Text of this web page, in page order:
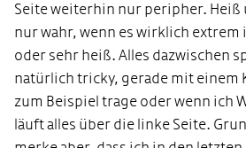
Seite weiterhin nur peripher. Heiß
nur wahr, wenn es wirklich extrem
oder sehr heiß. Alles dazwischen
natürlich tricky, gerade mit einem
zum Beispiel trage oder wenn ich
läuft alles über die linke Seite.